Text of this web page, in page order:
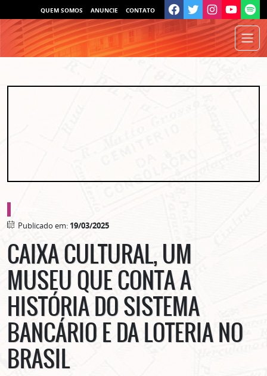
QUEM SOMOS ANUNCIE CONTATO
Publicado em: 19/03/2025
CAIXA CULTURAL, UM
MUSEU QUE CONTA A
HISTÓRIA DO SISTEMA
BANCÁRIO E DA LOTERIA NO
BRASIL